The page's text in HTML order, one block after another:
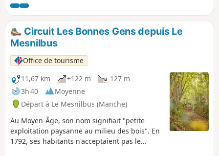
nom de Saint-Michel-de-la-Pierre, il est lié à
l'exploitation du sous-sol et de la proximité
des carrières de Saint-Aubin-du-Perron. Une
balade en dur avec un passage humide au
Pont-Vert.
Circuit Les Bonnes Gens depuis Le
Mesnilbus
Office de tourisme
11,67 km
+122 m
-127 m
3h 40
Moyenne
Départ à Le Mesnilbus (Manche)
Au Moyen-Âge, son nom signifiait "petite
exploitation paysanne au milieu des bois". En
1792, ses habitants n'acceptaient pas le